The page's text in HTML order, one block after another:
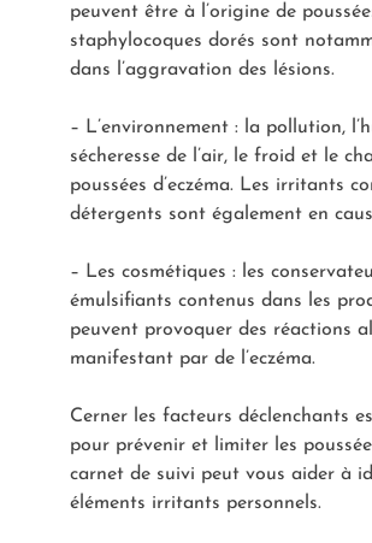
peuvent être à l’origine de
staphylocoques dorés sont
dans l’aggravation des lésions.
– L’environnement : la pollution,
sécheresse de l’air, le froid et le
poussées d’eczéma. Les irritants
détergents sont également en
– Les cosmétiques : les
émulsifiants contenus dans les
peuvent provoquer des réactions
manifestant par de l’eczéma.
Cerner les facteurs déclenchants
pour prévenir et limiter les
carnet de suivi peut vous aider à
éléments irritants personnels.